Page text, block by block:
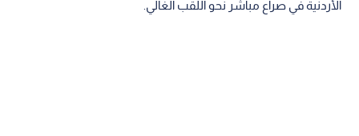
الأردنية في صراع مباشر نحو اللقب الغالي.